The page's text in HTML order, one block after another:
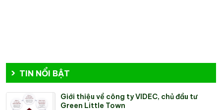
TIN NỔI BẬT
Giới thiệu về công ty VIDEC, chủ đầu tư
Green Little Town